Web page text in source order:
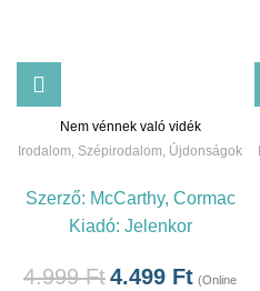
Nem vénnek való vidék
Irodalom, Szépirodalom, Újdonságok
Szerző: McCarthy, Cormac
Kiadó: Jelenkor
4.999Ft4.499 Ft (Online